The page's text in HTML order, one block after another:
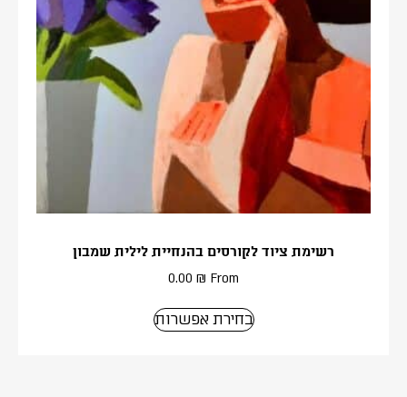
רשימת ציוד לקורסים בהנחיית לילית שמבון
From
0.00 ₪
בחירת אפשרות